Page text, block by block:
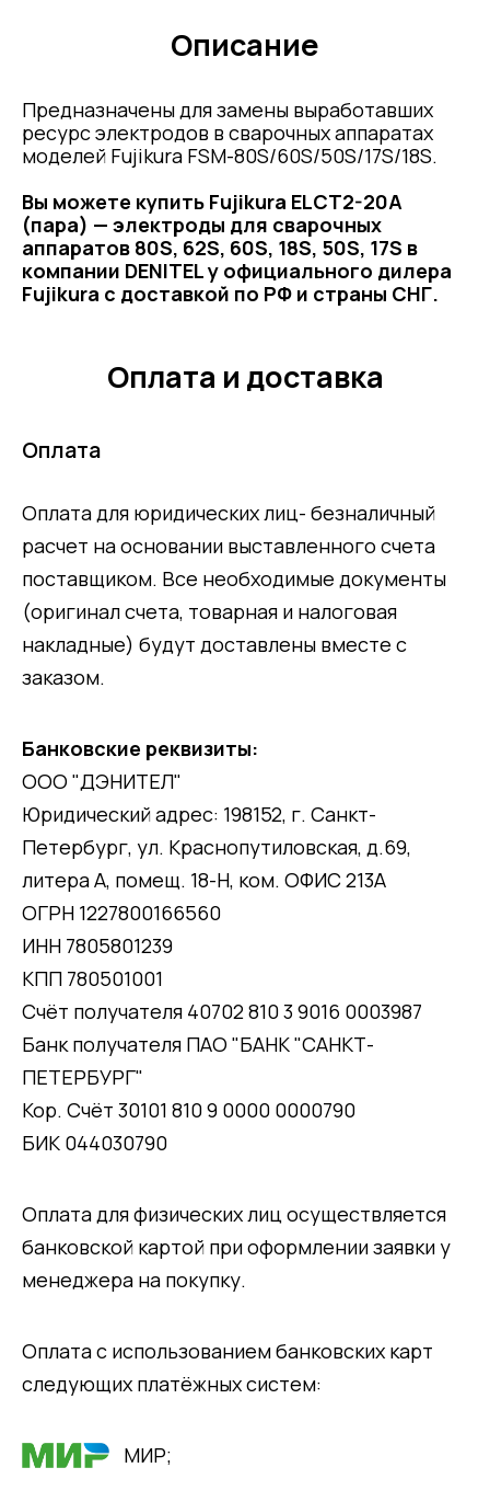
Описание
Предназначены для замены выработавших
ресурс электродов в сварочных аппаратах
моделей Fujikura FSM-80S/60S/50S/17S/18S.
Вы можете купить Fujikura ELCT2-20A
(пара) — электроды для сварочных
аппаратов 80S, 62S, 60S, 18S, 50S, 17S в
компании DENITEL у официального дилера
Fujikura с доставкой по РФ и страны СНГ.
Оплата и доставка
Оплата
Оплата для юридических лиц- безналичный
расчет на основании выставленного счета
поставщиком. Все необходимые документы
(оригинал счета, товарная и налоговая
накладные) будут доставлены вместе с
заказом.
Банковские реквизиты:
ООО "ДЭНИТЕЛ"
Юридический адрес: 198152, г. Санкт-
Петербург, ул. Краснопутиловская, д.69,
литера А, помещ. 18-Н, ком. ОФИС 213А
ОГРН 1227800166560
ИНН 7805801239
КПП 780501001
Счёт получателя 40702 810 3 9016 0003987
Банк получателя ПАО "БАНК "САНКТ-
ПЕТЕРБУРГ"
Кор. Счёт 30101 810 9 0000 0000790
БИК 044030790
Оплата для физических лиц осуществляется
банковской картой при оформлении заявки у
менеджера на покупку.
Оплата с использованием банковских карт
следующих платёжных систем:
МИР;